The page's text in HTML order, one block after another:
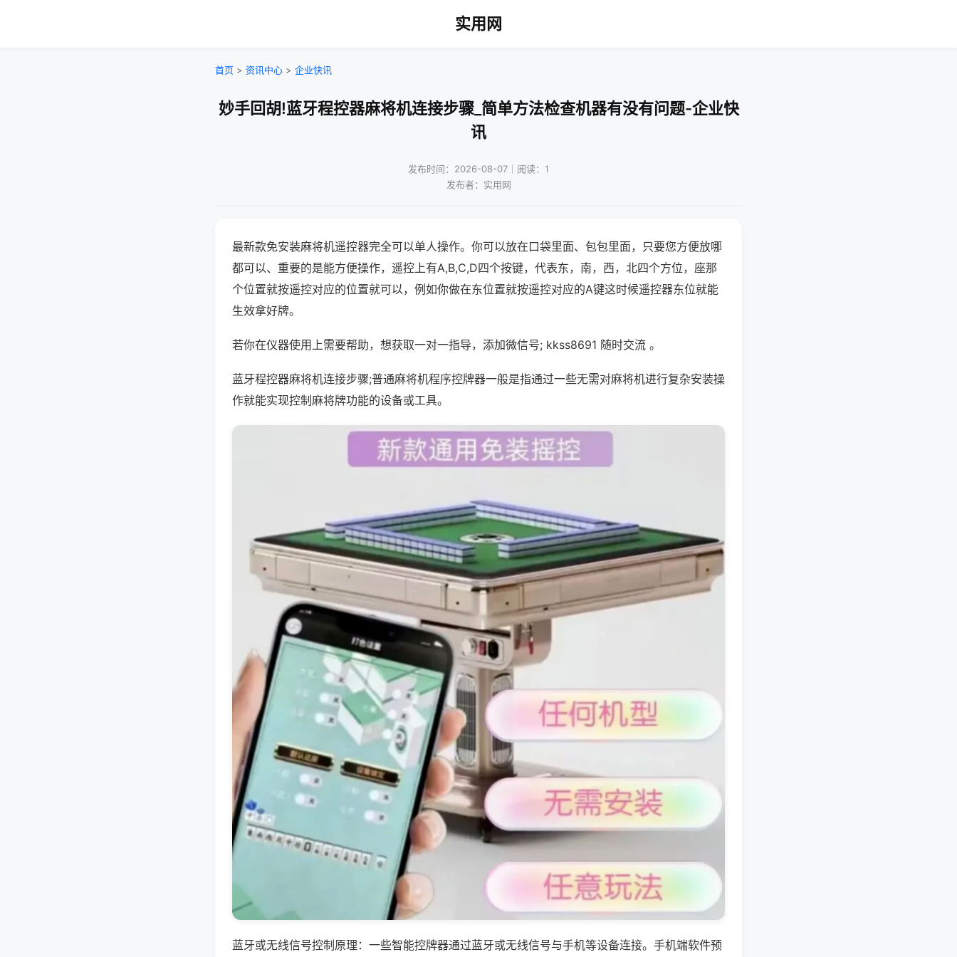
实用网
首页 > 资讯中心 > 企业快讯
妙手回胡!蓝牙程控器麻将机连接步骤_简单方法检查机器有没有问题-企业快
讯
发布时间：2026-08-07｜阅读：1
发布者：实用网
最新款免安装麻将机遥控器完全可以单人操作。你可以放在口袋里面、包包里面，只要您方便放哪
都可以、重要的是能方便操作，遥控上有A,B,C,D四个按键，代表东，南，西，北四个方位，座那
个位置就按遥控对应的位置就可以，例如你做在东位置就按遥控对应的A键这时候遥控器东位就能
生效拿好牌。
若你在仪器使用上需要帮助，想获取一对一指导，添加微信号; kkss8691 随时交流 。
蓝牙程控器麻将机连接步骤;普通麻将机程序控牌器一般是指通过一些无需对麻将机进行复杂安装操
作就能实现控制麻将牌功能的设备或工具。
蓝牙或无线信号控制原理：一些智能控牌器通过蓝牙或无线信号与手机等设备连接。手机端软件预